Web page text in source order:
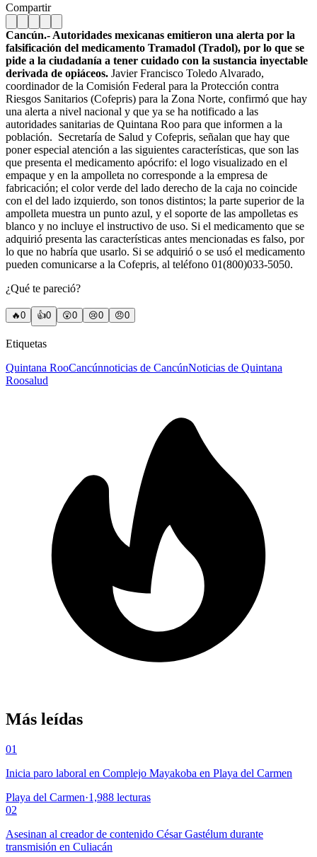
Compartir
Cancún.- Autoridades mexicanas emitieron una alerta por la
falsificación del medicamento Tramadol (Tradol), por lo que se
pide a la ciudadanía a tener cuidado con la sustancia inyectable
derivada de opiáceos. Javier Francisco Toledo Alvarado,
coordinador de la Comisión Federal para la Protección contra
Riesgos Sanitarios (Cofepris) para la Zona Norte, confirmó que hay
una alerta a nivel nacional y que ya se ha notificado a las
autoridades sanitarias de Quintana Roo para que informen a la
población. Secretaría de Salud y Cofepris, señalan que hay que
poner especial atención a las siguientes características, que son las
que presenta el medicamento apócrifo: el logo visualizado en el
empaque y en la ampolleta no corresponde a la empresa de
fabricación; el color verde del lado derecho de la caja no coincide
con el del lado izquierdo, son tonos distintos; la parte superior de la
ampolleta muestra un punto azul, y el soporte de las ampolletas es
blanco y no incluye el instructivo de uso. Si el medicamento que se
adquirió presenta las características antes mencionadas es falso, por
lo que no habría que usarlo. Si se adquirió o se usó el medicamento
pueden comunicarse a la Cofepris, al teléfono 01(800)033-5050.
¿Qué te pareció?
🔥0 👍0 😲0 😢0 😠0
Etiquetas
Quintana RooCancúnnoticias de CancúnNoticias de Quintana
Roosalud
Más leídas
01
Inicia paro laboral en Complejo Mayakoba en Playa del Carmen
Playa del Carmen·1,988 lecturas
02
Asesinan al creador de contenido César Gastélum durante
transmisión en Culiacán